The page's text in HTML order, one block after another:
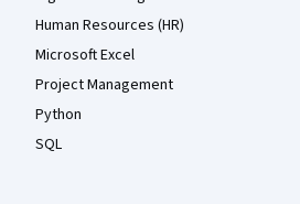
Human Resources (HR)
Microsoft Excel
Project Management
Python
SQL